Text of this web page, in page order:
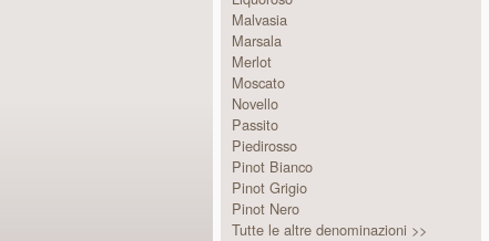
Malvasia
Marsala
Merlot
Moscato
Novello
Passito
Piedirosso
Pinot Bianco
Pinot Grigio
Pinot Nero
Tutte le altre denominazioni >>